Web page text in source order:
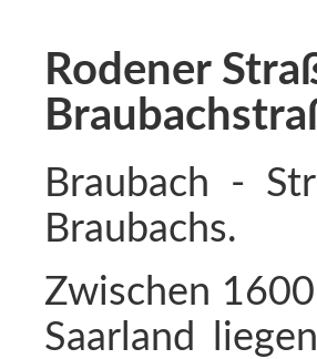
Rodener
Braubach -
Braubachs.
Zwischen
Saarland